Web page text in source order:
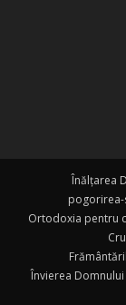
Înălțarea
Ortodoxia pentru
Învierea Domnului